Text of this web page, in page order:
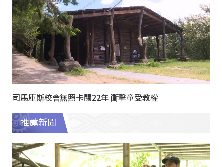
司馬庫斯校舍無照卡關22年 衝擊童受教權
推薦新聞